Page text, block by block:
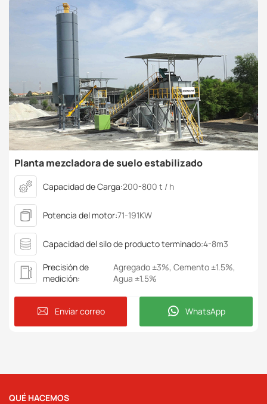
Planta mezcladora de suelo estabilizado
Capacidad de Carga:200-800 t / h
Potencia del motor:71-191KW
Capacidad del silo de producto terminado:4-8m3
Precisión de
medición:
Agregado ±3%, Cemento ±1.5%,
Agua ±1.5%
Enviar correo WhatsApp
QUÉ HACEMOS